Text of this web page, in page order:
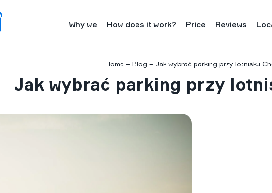
Why we How does it work? Price Reviews
Home – Blog – Jak wybrać parking przy lotnisku
Jak wybrać parking przy